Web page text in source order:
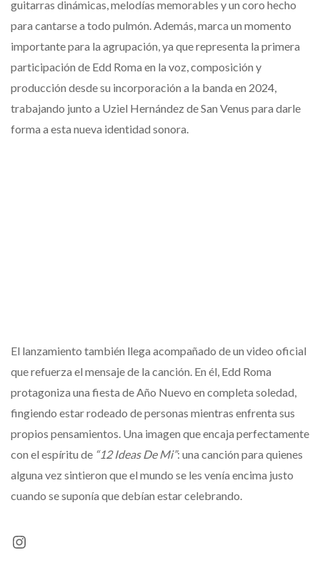
guitarras dinámicas, melodías memorables y un coro hecho
para cantarse a todo pulmón. Además, marca un momento
importante para la agrupación, ya que representa la primera
participación de Edd Roma en la voz, composición y
producción desde su incorporación a la banda en 2024,
trabajando junto a Uziel Hernández de San Venus para darle
forma a esta nueva identidad sonora.
El lanzamiento también llega acompañado de un video oficial
que refuerza el mensaje de la canción. En él, Edd Roma
protagoniza una fiesta de Año Nuevo en completa soledad,
fingiendo estar rodeado de personas mientras enfrenta sus
propios pensamientos. Una imagen que encaja perfectamente
con el espíritu de “12 Ideas De Mi”: una canción para quienes
alguna vez sintieron que el mundo se les venía encima justo
cuando se suponía que debían estar celebrando.
Instagram